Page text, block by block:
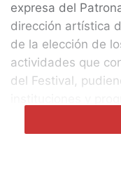
expresa del
dirección artística
de la elección de
actividades que
del Festival,
nacionales e
instituciones y